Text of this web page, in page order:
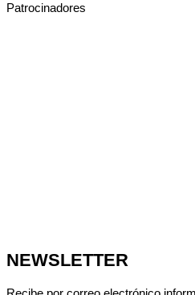
Patrocinadores
NEWSLETTER